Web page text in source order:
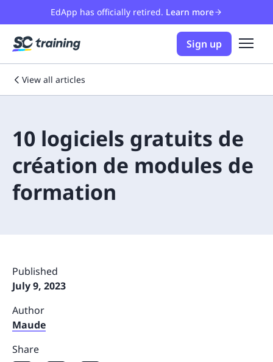
EdApp has officially retired. Learn more
Sign up
View all articles
10 logiciels gratuits de
création de modules de
formation
Published
July 9, 2023
Author
Maude
Share